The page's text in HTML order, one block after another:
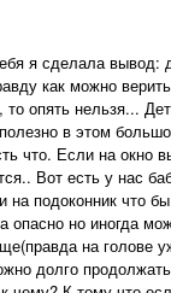
я сделала вывод:
как можно
то опять нельзя...
в этом
что. Если на окно
Вот есть у нас
на подоконник что
опасно но иногда
на голове
долго